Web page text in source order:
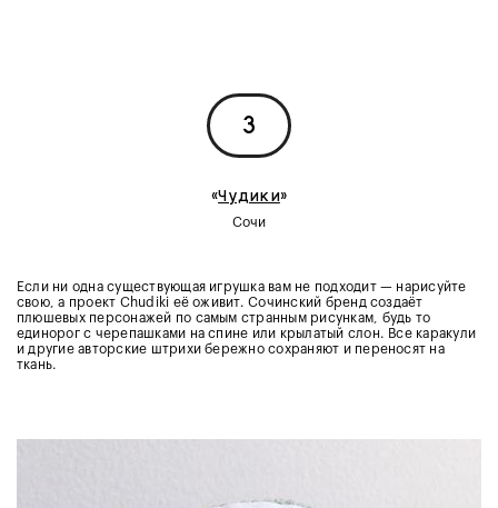
3
«Чудики»
Сочи
Если ни одна существующая игрушка вам не подходит — нарисуйте
свою, а проект Chudiki её оживит. Сочинский бренд создаёт
плюшевых персонажей по самым странным рисункам, будь то
единорог с черепашками на спине или крылатый слон. Все каракули
и другие авторские штрихи бережно сохраняют и переносят на
ткань.